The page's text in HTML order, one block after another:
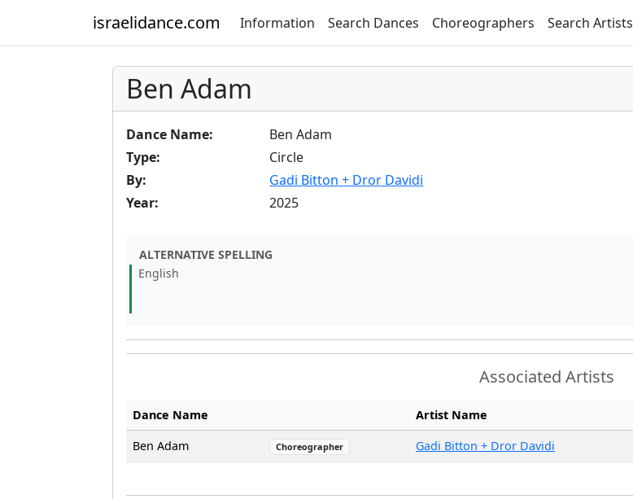
israelidance.com Information Search Dances Choreographers Search Artists
Ben Adam
Dance Name:
Ben Adam
Type:
Circle
By:
Gadi Bitton + Dror Davidi
Year:
2025
ALTERNATIVE SPELLING
English
Associated Artists
Dance Name Artist Name
Ben Adam
Choreographer Gadi Bitton + Dror Davidi